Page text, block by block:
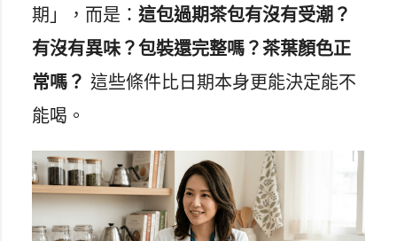
期」，而是： 這包過期茶包有沒有受潮？
有沒有異味？包裝還完整嗎？茶葉顏色正
常嗎？ 這些條件比日期本身更能決定能不
能喝。